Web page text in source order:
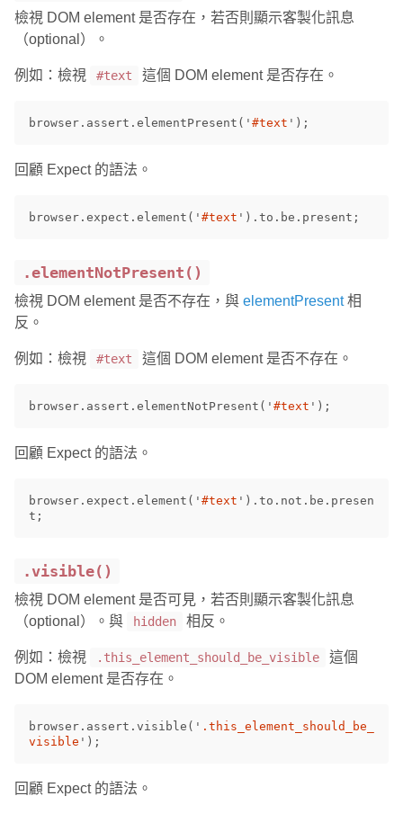
檢視 DOM element 是否存在，若否則顯示客製化訊息
（optional）。
例如：檢視 #text 這個 DOM element 是否存在。
browser . assert . elementPresent ( ' #text ' );
回顧 Expect 的語法。
browser . expect . element ( ' #text ' ). to . be . present ;
.elementNotPresent()
檢視 DOM element 是否不存在，與 elementPresent相
反。
例如：檢視 #text 這個 DOM element 是否不存在。
browser . assert . elementNotPresent ( ' #text ' );
回顧 Expect 的語法。
browser . expect . element ( ' #text ' ). to . not . be . presen
t ;
.visible()
檢視 DOM element 是否可見，若否則顯示客製化訊息
（optional）。與
hidden 相反。
例如：檢視 .this_element_should_be_visible
這個
DOM element 是否存在。
browser . assert . visible ( ' .this_element_should_be_
visible ' );
回顧 Expect 的語法。